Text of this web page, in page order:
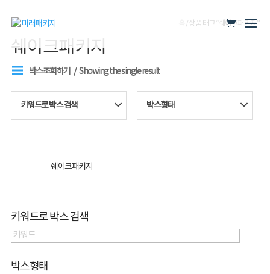
/ 상품 태그 “쉐이크패키지”
쉐이크패키지
박스조회하기 Showing the single result
키워드로 박스 검색 박스형태
쉐이크패키지
키워드로 박스 검색
박스형태